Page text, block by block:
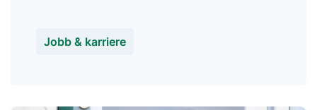
Jobb & karriere